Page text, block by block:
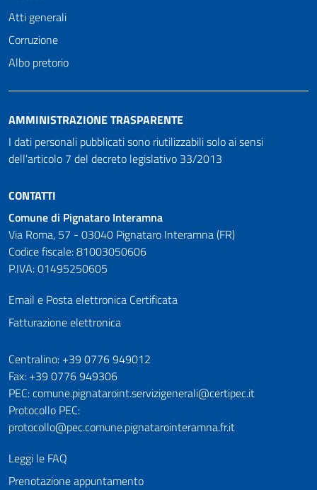
Atti generali
Corruzione
Albo pretorio
AMMINISTRAZIONE TRASPARENTE
I dati personali pubblicati sono riutilizzabili solo ai sensi
dell'articolo 7 del decreto legislativo 33/2013
CONTATTI
Comune di Pignataro Interamna
Via Roma, 57 - 03040 Pignataro Interamna (FR)
Codice fiscale: 81003050606
P.IVA: 01495250605
Email e Posta elettronica Certificata
Fatturazione elettronica
Numeri utili
Centralino: +39 0776 949012
Fax: +39 0776 949306
PEC: comune.pignataroint.servizigenerali@certipec.it
Protocollo PEC:
protocollo@pec.comune.pignatarointeramna.fr.it
Leggi le FAQ
Prenotazione appuntamento